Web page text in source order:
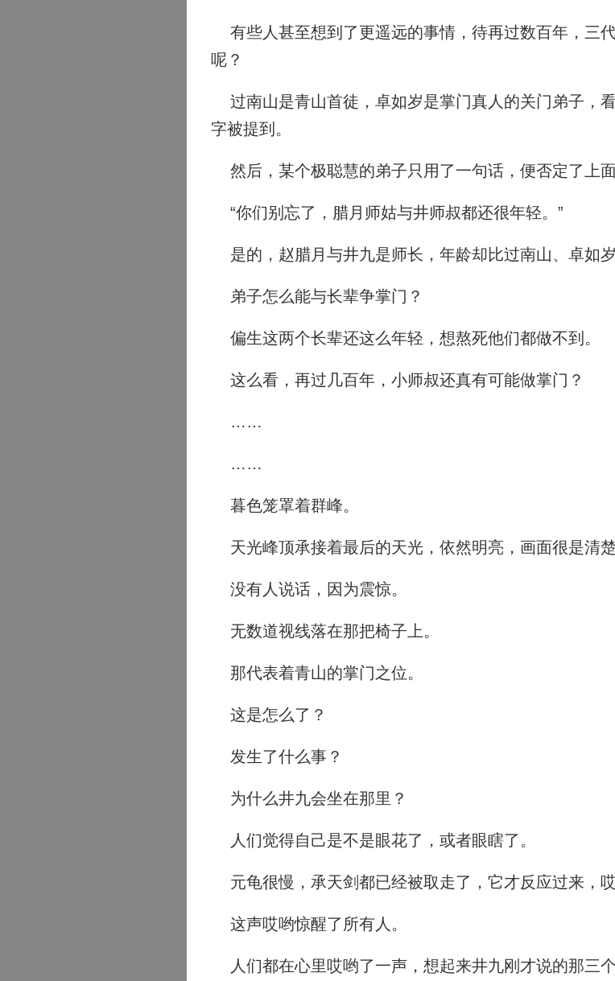
有些人甚至想到了更遥远的事情，待再过数百年，三
呢？
过南山是青山首徒，卓如岁是掌门真人的关门弟子，
字被提到。
然后，某个极聪慧的弟子只用了一句话，便否定了上面
“你们别忘了，腊月师姑与井师叔都还很年轻。”
是的，赵腊月与井九是师长，年龄却比过南山、卓如岁
弟子怎么能与长辈争掌门？
偏生这两个长辈还这么年轻，想熬死他们都做不到。
这么看，再过几百年，小师叔还真有可能做掌门？
……
……
暮色笼罩着群峰。
天光峰顶承接着最后的天光，依然明亮，画面很是清楚
没有人说话，因为震惊。
无数道视线落在那把椅子上。
那代表着青山的掌门之位。
这是怎么了？
发生了什么事？
为什么井九会坐在那里？
人们觉得自己是不是眼花了，或者眼瞎了。
元龟很慢，承天剑都已经被取走了，它才反应过来，哎
这声哎哟惊醒了所有人。
人们都在心里哎哟了一声，想起来井九刚才说的那三个